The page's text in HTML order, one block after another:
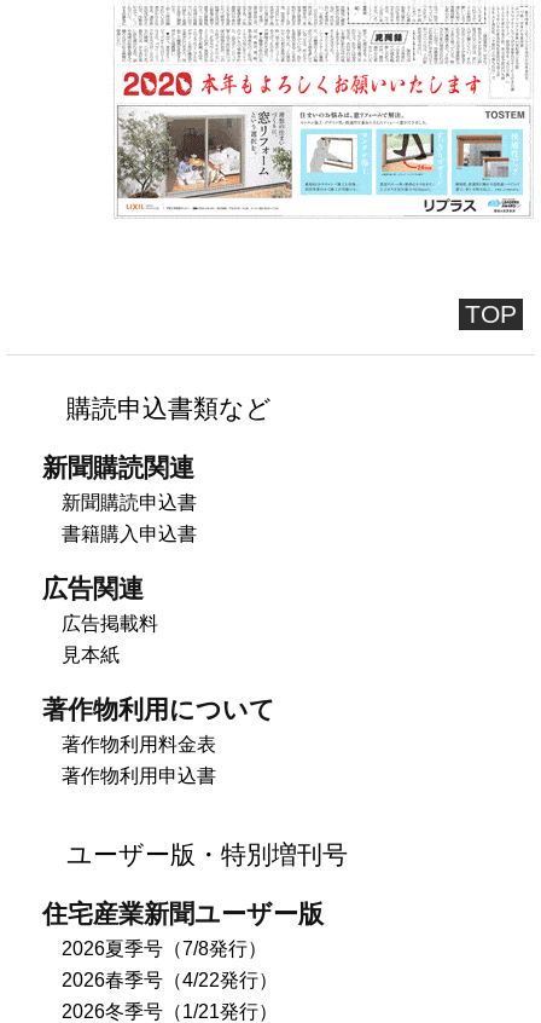
TOP
購読申込書類など
新聞購読関連
新聞購読申込書
書籍購入申込書
広告関連
広告掲載料
見本紙
著作物利用について
著作物利用料金表
著作物利用申込書
ユーザー版・特別増刊号
住宅産業新聞ユーザー版
2026夏季号（7/8発行）
2026春季号（4/22発行）
2026冬季号（1/21発行）